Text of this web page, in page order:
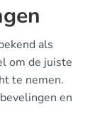
als
om de juiste
te nemen.
en